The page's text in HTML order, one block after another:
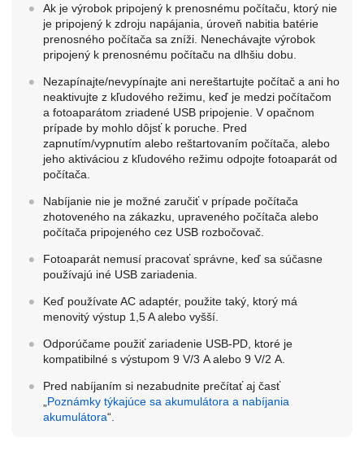
Ak je výrobok pripojený k prenosnému počítaču, ktorý nie
je pripojený k zdroju napájania, úroveň nabitia batérie
prenosného počítača sa zníži. Nenechávajte výrobok
pripojený k prenosnému počítaču na dlhšiu dobu.
Nezapínajte/nevypínajte ani nereštartujte počítač a ani ho
neaktivujte z kľudového režimu, keď je medzi počítačom
a fotoaparátom zriadené USB pripojenie. V opačnom
prípade by mohlo dôjsť k poruche. Pred
zapnutím/vypnutím alebo reštartovaním počítača, alebo
jeho aktiváciou z kľudového režimu odpojte fotoaparát od
počítača.
Nabíjanie nie je možné zaručiť v prípade počítača
zhotoveného na zákazku, upraveného počítača alebo
počítača pripojeného cez USB rozbočovač.
Fotoaparát nemusí pracovať správne, keď sa súčasne
používajú iné USB zariadenia.
Keď používate AC adaptér, použite taký, ktorý má
menovitý výstup 1,5 A alebo vyšší.
Odporúčame použiť zariadenie USB-PD, ktoré je
kompatibilné s výstupom 9 V/3 A alebo 9 V/2 A.
Pred nabíjaním si nezabudnite prečítať aj časť
Poznámky týkajúce sa akumulátora a nabíjania
akumulátora“.